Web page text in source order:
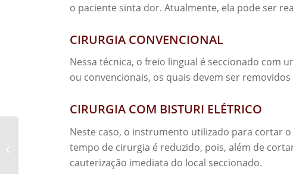
o paciente sinta dor. Atualmente, ela pode ser
CIRURGIA CONVENCIONAL
Nessa técnica, o freio lingual é seccionado com
ou convencionais, os quais devem ser removidos
CIRURGIA COM BISTURI ELÉTRICO
Neste caso, o instrumento utilizado para cortar
tempo de cirurgia é reduzido, pois, além de
cauterização imediata do local seccionado.
Tipos de fio dental:
conheça os principais e